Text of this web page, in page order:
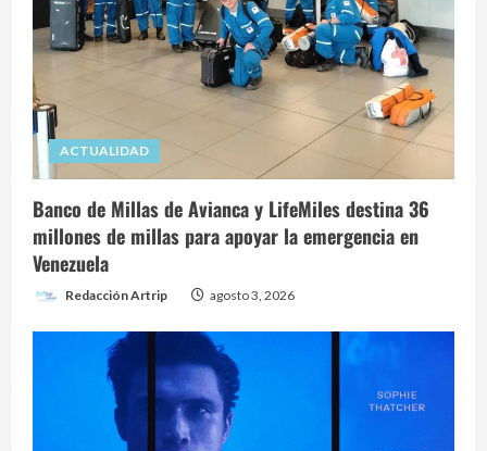
ACTUALIDAD
Banco de Millas de Avianca y LifeMiles destina 36
millones de millas para apoyar la emergencia en
Venezuela
Redacción Artrip agosto 3, 2026